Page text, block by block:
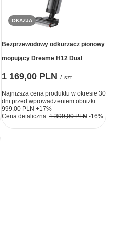
OKAZJA
Bezprzewodowy odkurzacz pionowy
mopujący Dreame H12 Dual
1 169,00 PLN / szt.
Najniższa cena produktu w okresie 30
dni przed wprowadzeniem obniżki:
999,00 PLN +17%
Cena detaliczna: 1 399,00 PLN -16%